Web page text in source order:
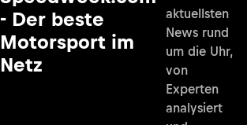
- Der beste
Motorsport im
Netz
aktuellsten
News rund
um die Uhr,
von
Experten
analysiert